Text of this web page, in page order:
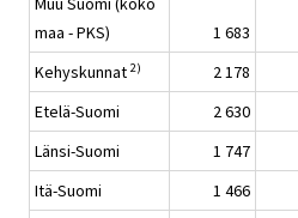
maa - PKS)
1 683
Kehyskunnat 2) 2 178
Etelä-Suomi
2 630
Länsi-Suomi
1 747
Itä-Suomi
1 466